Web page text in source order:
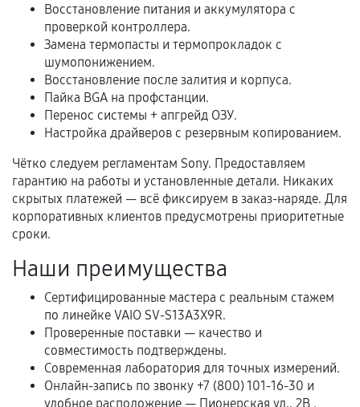
В некоторых случаях возможно оформление
расширенной гарантии. Стоимость, сроки и
условия продления согласовываются отдельно и
фиксируются в документах.
Когда гарантия не действует
Нарушение правил эксплуатации,
механические повреждения, попадание влаги,
перегрев, коррозия.
Естественный износ деталей, если иное не
предусмотрено отдельно.
Обращение после окончания гарантийного
срока.
Программные сбои, если это не указано в
отдельных условиях.
Восстановление питания и аккумулятора с
проверкой контроллера.
Замена термопасты и термопрокладок с
шумопонижением.
Восстановление после залития и корпуса.
Пайка BGA на профстанции.
Перенос системы + апгрейд ОЗУ.
Настройка драйверов с резервным копированием.
Чётко следуем регламентам Sony. Предоставляем
гарантию на работы и установленные детали. Никаких
скрытых платежей — всё фиксируем в заказ-наряде. Для
корпоративных клиентов предусмотрены приоритетные
сроки.
Наши преимущества
Сертифицированные мастера с реальным стажем
по линейке VAIO SV-S13A3X9R.
Проверенные поставки — качество и
совместимость подтверждены.
Современная лаборатория для точных измерений.
Онлайн-запись по звонку +7 (800) 101-16-30 и
удобное расположение — Пионерская ул., 2В .